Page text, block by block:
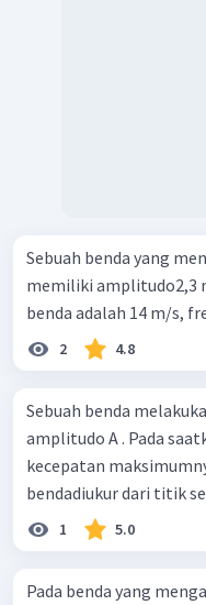
Sebuah benda yang
memiliki amplitudo2,3
benda adalah 14 m/s,
2 4.8
Sebuah benda
amplitudo A . Pada
kecepatan
bendadiukur dari titik
1 5.0
Pada benda yang